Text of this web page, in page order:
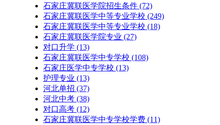
石家庄冀联医学院招生条件 (72)
石家庄冀联医学中等专业学校 (249)
石家庄冀联医学中等专业学校​ (18)
石家庄冀联医学院专业 (27)
对口升学 (13)
石家庄冀联医学中专学校 (108)
石家庄医学中专学校 (13)
护理专业 (13)
河北单招 (37)
河北中考 (38)
对口高考 (12)
石家庄冀联医学中专学校学费 (11)